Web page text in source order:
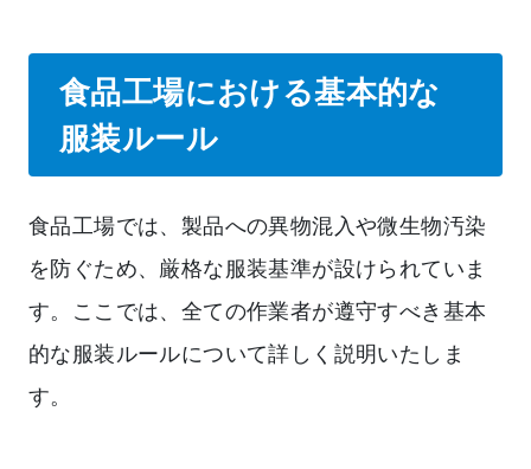
食品工場における基本的な
服装ルール
食品工場では、製品への異物混入や微生物汚染
を防ぐため、厳格な服装基準が設けられていま
す。ここでは、全ての作業者が遵守すべき基本
的な服装ルールについて詳しく説明いたしま
す。